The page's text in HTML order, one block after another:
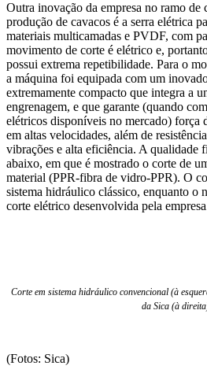
Outra inovação da empresa no ramo de
produção de cavacos é a serra elétrica
materiais multicamadas e PVDF, com
movimento de corte é elétrico e,
possui extrema repetibilidade. Para o
a máquina foi equipada com um
extremamente compacto que integra a
engrenagem, e que garante (quando
elétricos disponíveis no mercado) força
em altas velocidades, além de
vibrações e alta eficiência. A qualidade
abaixo, em que é mostrado o corte de
material (PPR-fibra de vidro-PPR). O
sistema hidráulico clássico, enquanto o
corte elétrico desenvolvida pela
Corte em sistema hidráulico convencional (à
da Sica (à
(Fotos: Sica)